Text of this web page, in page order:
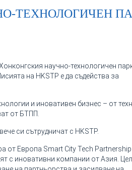
ТЕХНОЛОГИЧЕН
научно-технологичен
на HKSTP е да съдейства за
и иновативен бизнес – от
от БТПП.
си сътрудничат с HKSTP.
от Европа Smart City Tech Partnership
с иновативни компании от Азия.